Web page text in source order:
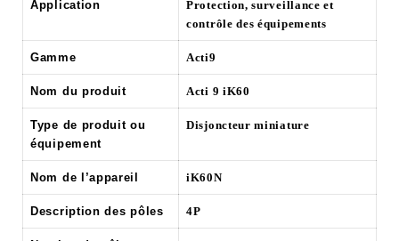
Application
Protection, surveillance et
contrôle des équipements
Gamme Acti9
Nom du produit Acti 9 iK60
Type de produit ou
équipement
Disjoncteur miniature
Nom de l’appareil iK60N
Description des pôles 4P